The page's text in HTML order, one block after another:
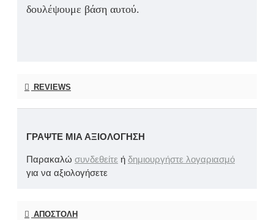
δουλέψουμε βάση αυτού.
REVIEWS
ΓΡΆΨΤΕ ΜΙΑ ΑΞΙΟΛΌΓΗΣΗ
Παρακαλώ συνδεθείτε ή δημιουργήστε λογαριασμό
για να αξιολογήσετε
ΑΠΟΣΤΟΛΉ